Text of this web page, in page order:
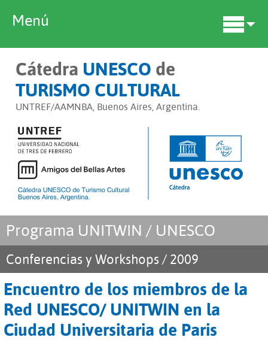
Cátedra UNESCO de
TURISMO CULTURAL
UNTREF/AAMNBA, Buenos Aires, Argentina.
Menú
Programa UNITWIN / UNESCO
Conferencias y Workshops / 2009
Encuentro de los miembros de la
Red UNESCO/ UNITWIN en la
Ciudad Universitaria de Paris